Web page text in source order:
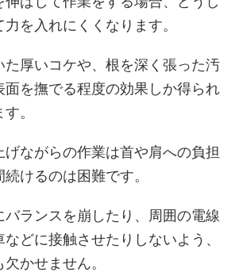
を入れにくくなります。
た厚いコケや、根を深く張った汚
面を撫でる程度の効果しか得られ
。
げながらの作業は首や肩への負担
けるのは困難です。
バランスを崩したり、周囲の電線
どに接触させたりしないよう、
かせません。